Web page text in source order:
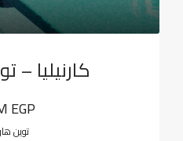
كارنيليا
EGP
توين